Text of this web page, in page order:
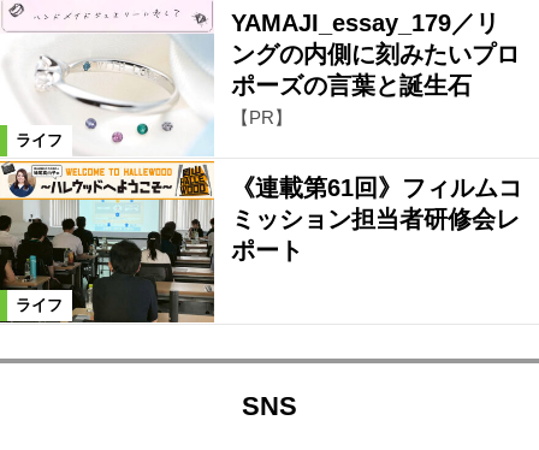
ライフ
YAMAJI_essay_179／リ
ングの内側に刻みたいプロ
ポーズの言葉と誕生石
【PR】
ライフ
《連載第61回》フィルムコ
ミッション担当者研修会レ
ポート
SNS